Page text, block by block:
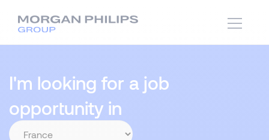
I'm looking for a job
opportunity in